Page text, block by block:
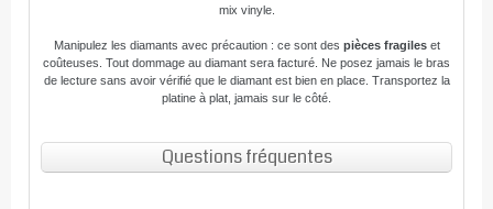
mix vinyle.
Manipulez les diamants avec précaution : ce sont des pièces fragileset
coûteuses. Tout dommage au diamant sera facturé. Ne posez jamais le bras
de lecture sans avoir vérifié que le diamant est bien en place. Transportez la
platine à plat, jamais sur le côté.
Questions fréquentes